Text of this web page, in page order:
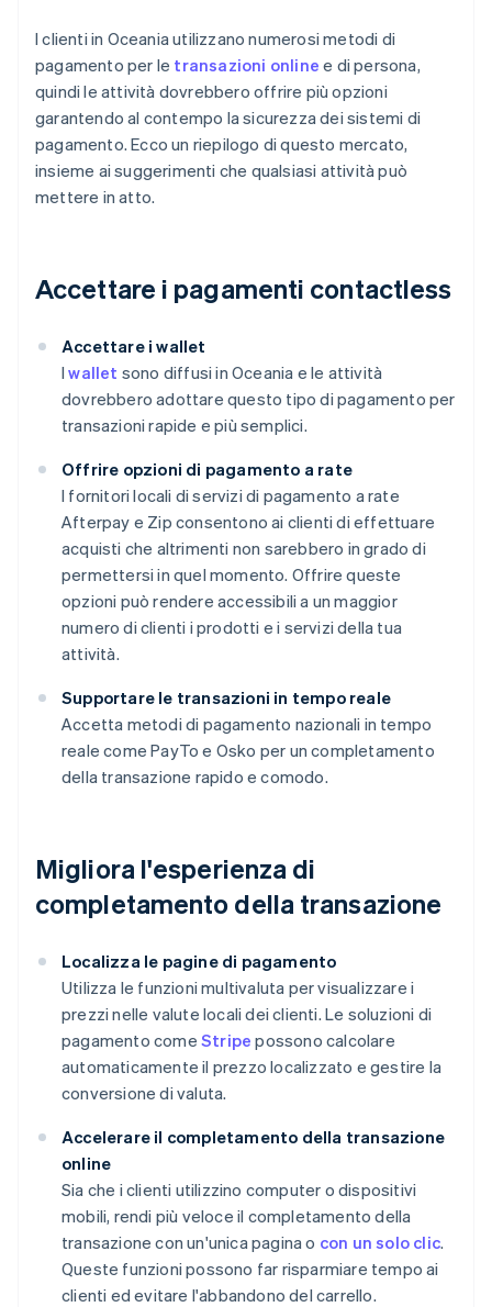
I clienti in Oceania utilizzano numerosi metodi di
pagamento per le transazioni online e di persona,
quindi le attività dovrebbero offrire più opzioni
garantendo al contempo la sicurezza dei sistemi di
pagamento. Ecco un riepilogo di questo mercato,
insieme ai suggerimenti che qualsiasi attività può
mettere in atto.
Accettare i pagamenti contactless
Accettare i wallet
Iwallet sono diffusi in Oceania e le attività
dovrebbero adottare questo tipo di pagamento per
transazioni rapide e più semplici.
Offrire opzioni di pagamento a rate
I fornitori locali di servizi di pagamento a rate
Afterpay e Zip consentono ai clienti di effettuare
acquisti che altrimenti non sarebbero in grado di
permettersi in quel momento. Offrire queste
opzioni può rendere accessibili a un maggior
numero di clienti i prodotti e i servizi della tua
attività.
Supportare le transazioni in tempo reale
Accetta metodi di pagamento nazionali in tempo
reale come PayTo e Osko per un completamento
della transazione rapido e comodo.
Migliora l'esperienza di
completamento della transazione
Localizza le pagine di pagamento
Utilizza le funzioni multivaluta per visualizzare i
prezzi nelle valute locali dei clienti. Le soluzioni di
pagamento come Stripe possono calcolare
automaticamente il prezzo localizzato e gestire la
conversione di valuta.
Accelerare il completamento della transazione
online
Sia che i clienti utilizzino computer o dispositivi
mobili, rendi più veloce il completamento della
transazione con un'unica pagina o con un solo clic.
Queste funzioni possono far risparmiare tempo ai
clienti ed evitare l'abbandono del carrello.